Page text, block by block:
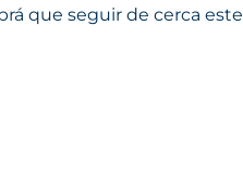
que seguir de cerca